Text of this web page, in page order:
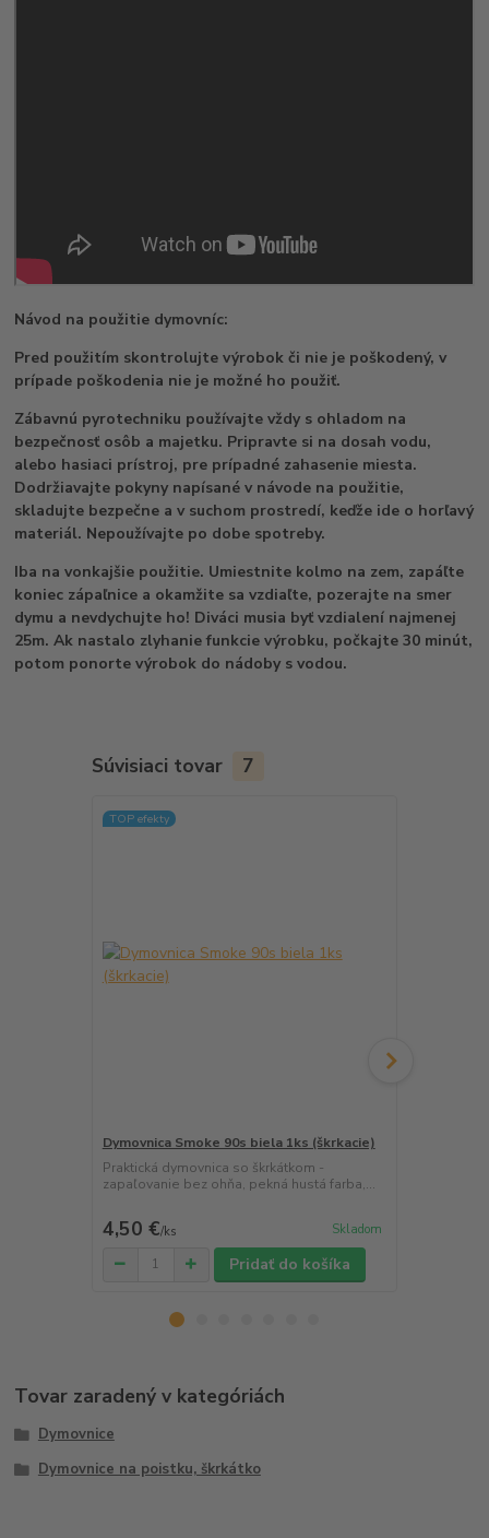
Návod na použitie dymovníc:
Pred použitím skontrolujte výrobok či nie je poškodený, v
prípade poškodenia nie je možné ho použiť.
Zábavnú pyrotechniku používajte vždy s ohladom na
bezpečnosť osôb a majetku. Pripravte si na dosah vodu,
alebo hasiaci prístroj, pre prípadné zahasenie miesta.
Dodržiavajte pokyny napísané v návode na použitie,
skladujte bezpečne a v suchom prostredí, keďže ide o horľavý
materiál. Nepoužívajte po dobe spotreby.
Iba na vonkajšie použitie. Umiestnite kolmo na zem, zapáľte
koniec zápaľnice a okamžite sa vzdiaľte, pozerajte na smer
dymu a nevdychujte ho! Diváci musia byť vzdialení najmenej
25m. Ak nastalo zlyhanie funkcie výrobku, počkajte 30 minút,
potom ponorte výrobok do nádoby s vodou.
Súvisiaci tovar 7
TOP efekty
Dymovnica Smoke 90s biela 1ks (škrkacie)
Praktická dymovnica so škrkátkom -
zapaľovanie bez ohňa, pekná hustá farba,...
4,50 €/ks Skladom
Pridať do košíka
Tovar zaradený v kategóriách
Dymovnice
Dymovnice na poistku, škrkátko